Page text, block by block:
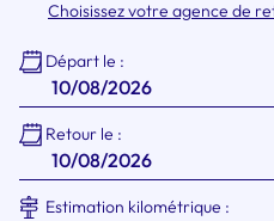
Choisissez votre agence de
Départ le :
Retour le :
Estimation kilométrique :